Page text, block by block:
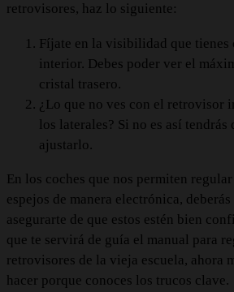
retrovisores, haz lo siguiente:
Fíjate en la visibilidad que tienes
interior. Debes poder ver el
cristal trasero.
¿Lo que no ves con el retrovisor
los laterales? Si no es así tendrás
ajustarlo.
En los coches que nos permiten
espejos de manera electrónica,
asegurarte de que estos estén bien
que te servirá de guía el manual para
retrovisores de la vieja escuela, ahora
hacer porque conoces los trucos clave.